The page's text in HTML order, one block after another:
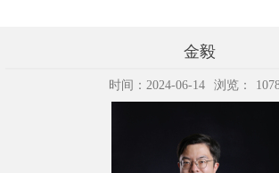
金毅
时间：2024-06-14 浏览：